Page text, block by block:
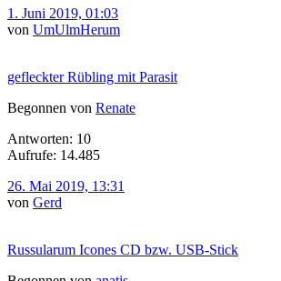
1. Juni 2019, 01:03
von UmUlmHerum
gefleckter Rübling mit Parasit
Begonnen von Renate
Antworten: 10
Aufrufe: 14.485
26. Mai 2019, 13:31
von Gerd
Russularum Icones CD bzw. USB-Stick